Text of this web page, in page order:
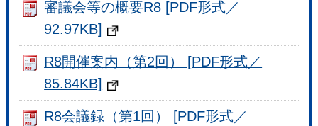
審議会等の概要R8 [PDF形式／
92.97KB]
R8開催案内（第2回） [PDF形式／
85.84KB]
R8会議録（第1回） [PDF形式／